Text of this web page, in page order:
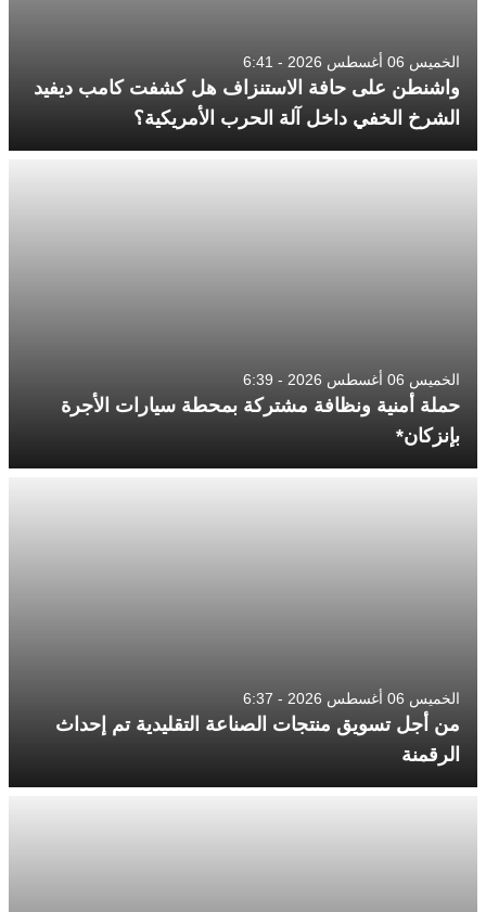
الخميس 06 أغسطس 2026 - 6:41
واشنطن على حافة الاستنزاف هل كشفت كامب ديفيد
الشرخ الخفي داخل آلة الحرب الأمريكية؟
الخميس 06 أغسطس 2026 - 6:39
حملة أمنية ونظافة مشتركة بمحطة سيارات الأجرة
بإنزكان*
الخميس 06 أغسطس 2026 - 6:37
من أجل تسويق منتجات الصناعة التقليدية تم إحداث
الرقمنة